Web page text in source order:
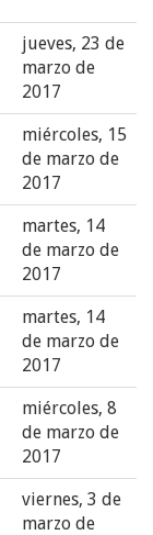
jueves, 23 de
marzo de
2017
miércoles, 15
de marzo de
2017
martes, 14
de marzo de
2017
martes, 14
de marzo de
2017
miércoles, 8
de marzo de
2017
viernes, 3 de
marzo de